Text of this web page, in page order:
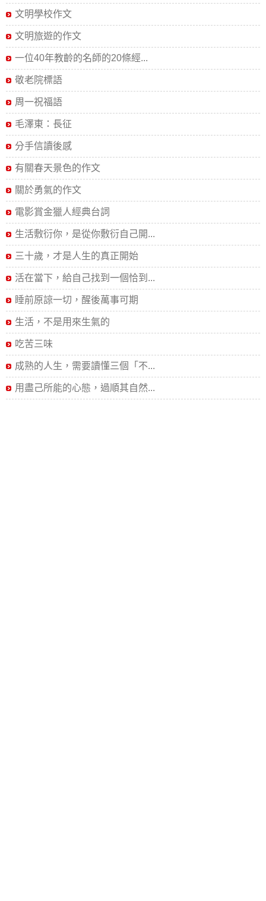
文明學校作文
文明旅遊的作文
一位40年教齡的名師的20條經...
敬老院標語
周一祝福語
毛澤東：長征
分手信讀後感
有關春天景色的作文
關於勇氣的作文
電影賞金獵人經典台詞
生活敷衍你，是從你敷衍自己開...
三十歲，才是人生的真正開始
活在當下，給自己找到一個恰到...
睡前原諒一切，醒後萬事可期
生活，不是用來生氣的
吃苦三味
成熟的人生，需要讀懂三個「不...
用盡己所能的心態，過順其自然...